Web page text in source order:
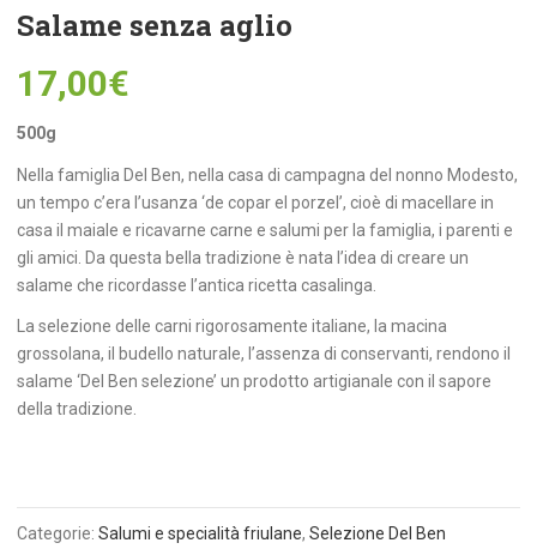
Salame senza aglio
17,00€
500g
Nella famiglia Del Ben, nella casa di campagna del nonno Modesto,
un tempo c’era l’usanza ‘de copar el porzel’, cioè di macellare in
casa il maiale e ricavarne carne e salumi per la famiglia, i parenti e
gli amici. Da questa bella tradizione è nata l’idea di creare un
salame che ricordasse l’antica ricetta casalinga.
La selezione delle carni rigorosamente italiane, la macina
grossolana, il budello naturale, l’assenza di conservanti, rendono il
salame ‘Del Ben selezione’ un prodotto artigianale con il sapore
della tradizione.
Categorie:Salumi e specialità friulane,Selezione Del Ben